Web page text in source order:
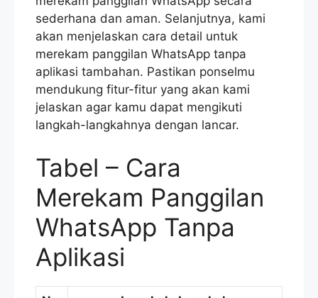
sederhana dan aman. Selanjutnya, kami
akan menjelaskan cara detail untuk
merekam panggilan WhatsApp tanpa
aplikasi tambahan. Pastikan ponselmu
mendukung fitur-fitur yang akan kami
jelaskan agar kamu dapat mengikuti
langkah-langkahnya dengan lancar.
Tabel – Cara
Merekam Panggilan
WhatsApp Tanpa
Aplikasi